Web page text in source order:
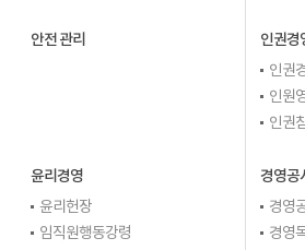
안전 관리 인권경
인권
인원
인권
윤리경영
윤리헌장
임직원행동강령
경영공
경영
경영